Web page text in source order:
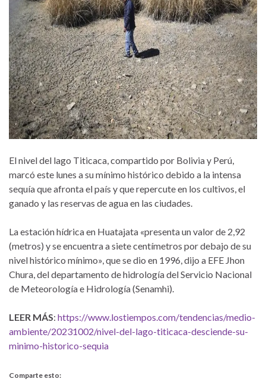
El nivel del lago Titicaca, compartido por Bolivia y Perú,
marcó este lunes a su mínimo histórico debido a la intensa
sequía que afronta el país y que repercute en los cultivos, el
ganado y las reservas de agua en las ciudades.
La estación hídrica en Huatajata «presenta un valor de 2,92
(metros) y se encuentra a siete centímetros por debajo de su
nivel histórico mínimo», que se dio en 1996, dijo a EFE Jhon
Chura, del departamento de hidrología del Servicio Nacional
de Meteorología e Hidrología (Senamhi).
LEER MÁS: https://www.lostiempos.com/tendencias/medio-
ambiente/20231002/nivel-del-lago-titicaca-desciende-su-
minimo-historico-sequia
Comparte esto: